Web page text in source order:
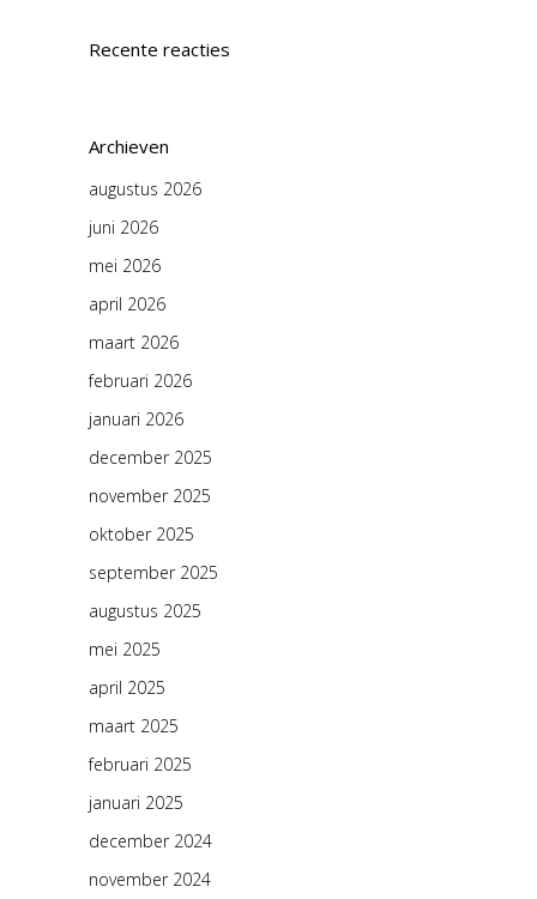
Recente reacties
Archieven
augustus 2026
juni 2026
mei 2026
april 2026
maart 2026
februari 2026
januari 2026
december 2025
november 2025
oktober 2025
september 2025
augustus 2025
mei 2025
april 2025
maart 2025
februari 2025
januari 2025
december 2024
november 2024